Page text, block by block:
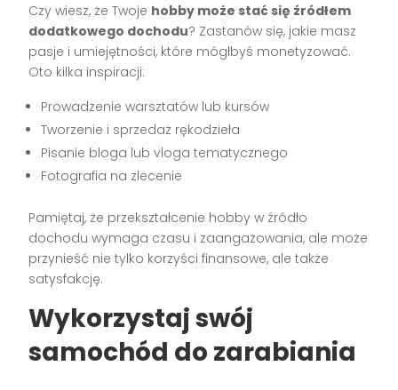
Czy wiesz, że Twoje hobby może stać się źródłem
dodatkowego dochodu? Zastanów się, jakie masz
pasje i umiejętności, które mógłbyś monetyzować.
Oto kilka inspiracji:
Prowadzenie warsztatów lub kursów
Tworzenie i sprzedaż rękodzieła
Pisanie bloga lub vloga tematycznego
Fotografia na zlecenie
Pamiętaj, że przekształcenie hobby w źródło
dochodu wymaga czasu i zaangażowania, ale może
przynieść nie tylko korzyści finansowe, ale także
satysfakcję.
Wykorzystaj swój
samochód do zarabiania